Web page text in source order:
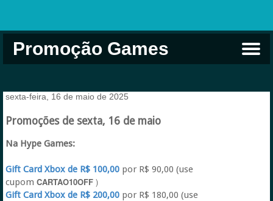
Promoção Games
sexta-feira, 16 de maio de 2025
Promoções de sexta, 16 de maio
Na Hype Games:
Gift Card Xbox de R$ 100,00por R$ 90,00 (use
cupom CARTAO10OFF )
Gift Card Xbox de R$ 200,00por R$ 180,00 (use